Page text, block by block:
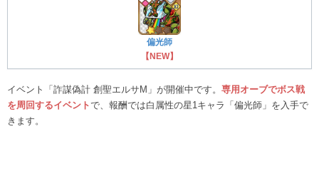
偏光師
【NEW】
イベント「詐謀偽計 創聖エルサM」が開催中です。 専用オーブでボス戦
を周回するイベントで、報酬では白属性の星1キャラ「偏光師」を入手で
きます。